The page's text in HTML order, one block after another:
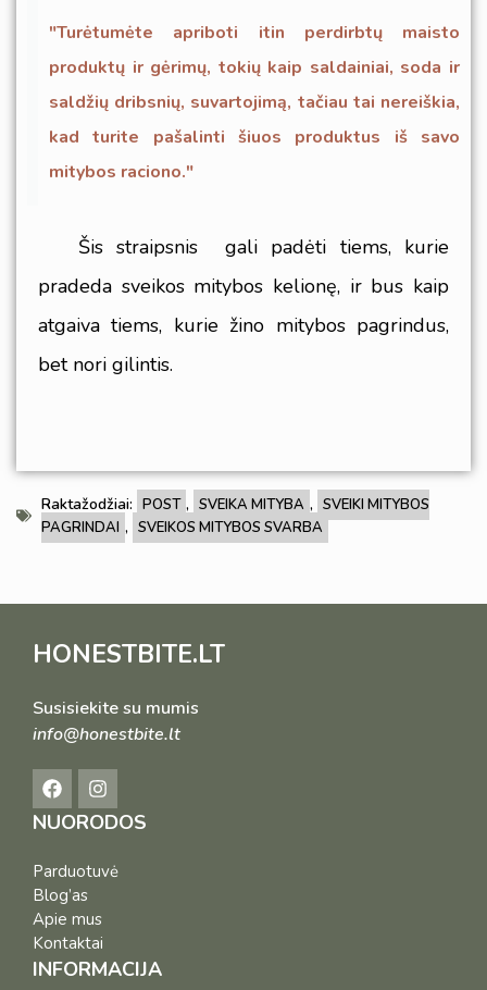
"Turėtumėte apriboti itin perdirbtų maisto
produktų ir gėrimų, tokių kaip saldainiai, soda ir
saldžių dribsnių, suvartojimą, tačiau tai nereiškia,
kad turite pašalinti šiuos produktus iš savo
mitybos raciono."
Šis straipsnis gali padėti tiems, kurie
pradeda sveikos mitybos kelionę, ir bus kaip
atgaiva tiems, kurie žino mitybos pagrindus,
bet nori gilintis.
Raktažodžiai: POST , SVEIKA MITYBA , SVEIKI MITYBOS
PAGRINDAI , SVEIKOS MITYBOS SVARBA
HONESTBITE.LT
Susisiekite su mumis
info@honestbite.lt
NUORODOS
Parduotuvė
Blog’as
Apie mus
Kontaktai
INFORMACIJA